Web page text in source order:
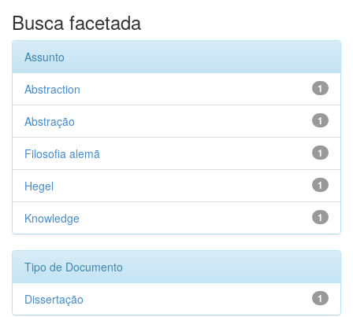
Busca facetada
Assunto
1
Abstraction
1
Abstração
1
Filosofia alemã
1
Hegel
1
Knowledge
Tipo de Documento
1
Dissertação